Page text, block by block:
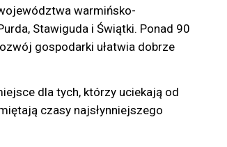
warmińsko-
Stawiguda i Świątki. Ponad 90
gospodarki ułatwia dobrze
dla tych, którzy uciekają od
czasy najsłynniejszego